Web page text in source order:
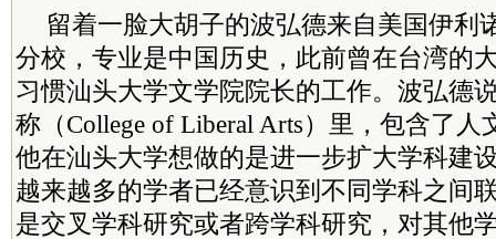
留着一脸大胡子的波弘德来自美国伊利
分校，专业是中国历史，此前曾在台湾的
习惯汕头大学文学院院长的工作。波弘德
称（College of Liberal Arts）里，包含了
他在汕头大学想做的是进一步扩大学科建
越来越多的学者已经意识到不同学科之间
是交叉学科研究或者跨学科研究，对其他